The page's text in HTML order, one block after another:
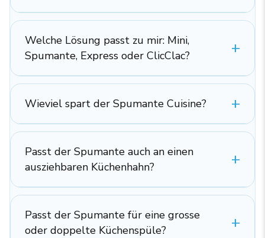
Welche Lösung passt zu mir: Mini,
Spumante, Express oder ClicClac?
Wieviel spart der Spumante Cuisine?
Passt der Spumante auch an einen
ausziehbaren Küchenhahn?
Passt der Spumante für eine grosse
oder doppelte Küchenspüle?